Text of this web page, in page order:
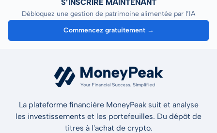
S’INSCRIRE MAINTENANT
Débloquez une gestion de patrimoine alimentée par l’IA
Commencez gratuitement →
La plateforme financière MoneyPeak suit et analyse
les investissements et les portefeuilles. Du dépôt de
titres à l'achat de crypto.